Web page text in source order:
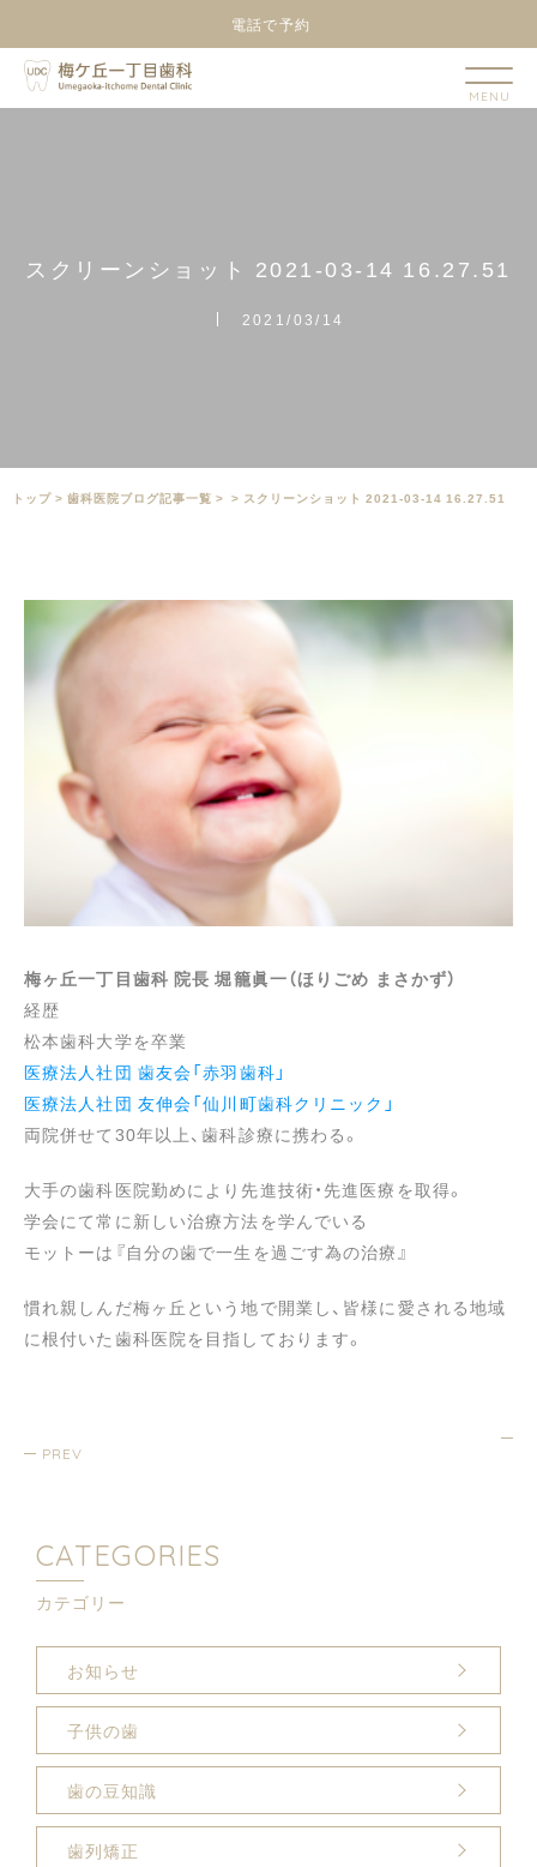
電話で予約
ス ク リ ーン シ ョ ッ ト 2021-03-14 16.27.51
2021/03/14
トップ > ⻭科医院ブログ記事一覧 > > スクリーンショット 2021-03-14 16.27.51
梅ヶ丘一丁目歯科 院長 堀籠眞一（ほりごめ まさかず）
経歴
松本歯科大学を卒業
医療法人社団 歯友会「赤羽歯科」
医療法人社団 友伸会「仙川町歯科クリニック」
両院併せて30年以上、歯科診療に携わる。
大手の歯科医院勤めにより先進技術・先進医療を取得。
学会にて常に新しい治療方法を学んでいる
モットーは『自分の歯で一生を過ごす為の治療』
慣れ親しんだ梅ヶ丘という地で開業し、皆様に愛される地域
に根付いた歯科医院を目指しております。
PREV
CATEGORIES
カテゴリー
お知らせ
子供の歯
歯の豆知識
歯列矯正